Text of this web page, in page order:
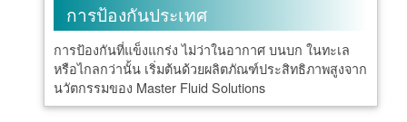
การป้องกันประเทศ
การป้องกันที่แข็งแกร่ง ไม่ว่าในอากาศ บนบก ในทะเล
หรือไกลกว่านั้น เริ่มต้นด้วยผลิตภัณฑ์ประสิทธิภาพสูงจาก
นวัตกรรมของ Master Fluid Solutions